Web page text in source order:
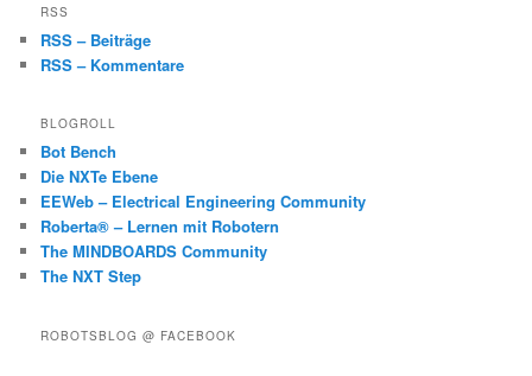
RSS
RSS – Beiträge
RSS – Kommentare
BLOGROLL
Bot Bench
Die NXTe Ebene
EEWeb – Electrical Engineering Community
Roberta® – Lernen mit Robotern
The MINDBOARDS Community
The NXT Step
ROBOTSBLOG @ FACEBOOK